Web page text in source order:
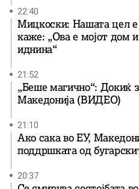
22:40
Мицкоски: Нашата цел е
каже: „Ова е мојот дом и
иднина“
21:52
„Беше магично“: Докиќ
Македонија (ВИДЕО)
21:10
Ако сака во ЕУ,
поддршката од
20:37